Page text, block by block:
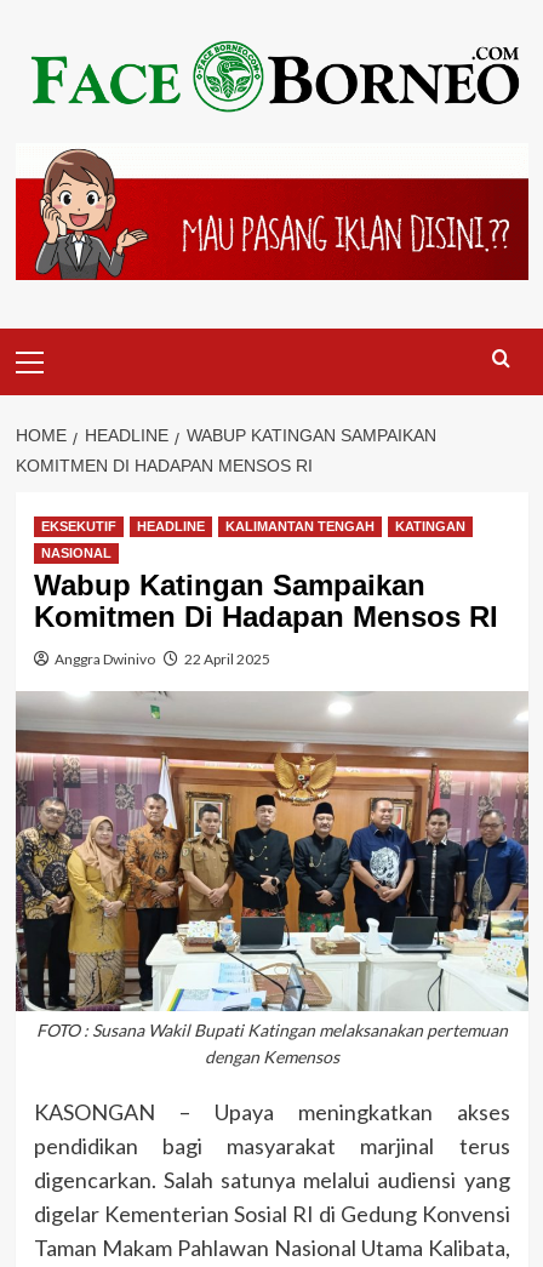
content
Menu
HOME HEADLINE
WABUP KATINGAN SAMPAIKAN
KOMITMEN DI HADAPAN MENSOS RI
EKSEKUTIF HEADLINE KALIMANTAN TENGAH
KATINGAN
NASIONAL
Wabup Katingan Sampaikan
Komitmen Di Hadapan Mensos RI
Anggra Dwinivo 22 April 2025
FOTO : Susana Wakil Bupati Katingan melaksanakan pertemuan
dengan Kemensos
KASONGAN – Upaya meningkatkan akses
pendidikan bagi masyarakat marjinal terus
digencarkan. Salah satunya melalui audiensi yang
digelar Kementerian Sosial RI di Gedung Konvensi
Taman Makam Pahlawan Nasional Utama Kalibata,